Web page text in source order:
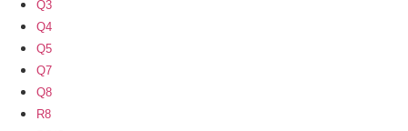
Q3
Q4
Q5
Q7
Q8
R8